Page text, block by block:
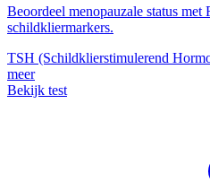
Beoordeel menopauzale status met
schildkliermarkers.
TSH (Schildklierstimulerend
meer
Bekijk test